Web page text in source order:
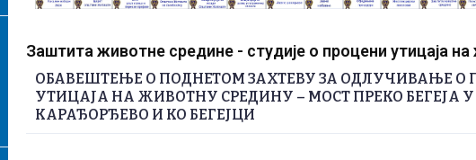
Заштита животне средине - студије о процени утицаја
ОБАВЕШТЕЊЕ О ПОДНЕТОМ ЗАХТЕВУ ЗА ОДЛУЧИВАЊЕ О
УТИЦАЈА НА ЖИВОТНУ СРЕДИНУ – МОСТ ПРЕКО БЕГЕЈА
КАРАЂОРЂЕВО И КО БЕГЕЈЦИ